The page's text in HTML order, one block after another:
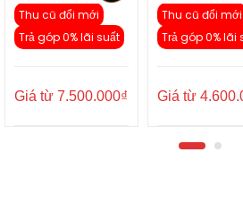
Thu cũ đổi mới
Trả góp 0% lãi suất
Giá từ 7.500.000₫
Thu cũ đổi mới
Trả góp 0% lãi
Giá từ